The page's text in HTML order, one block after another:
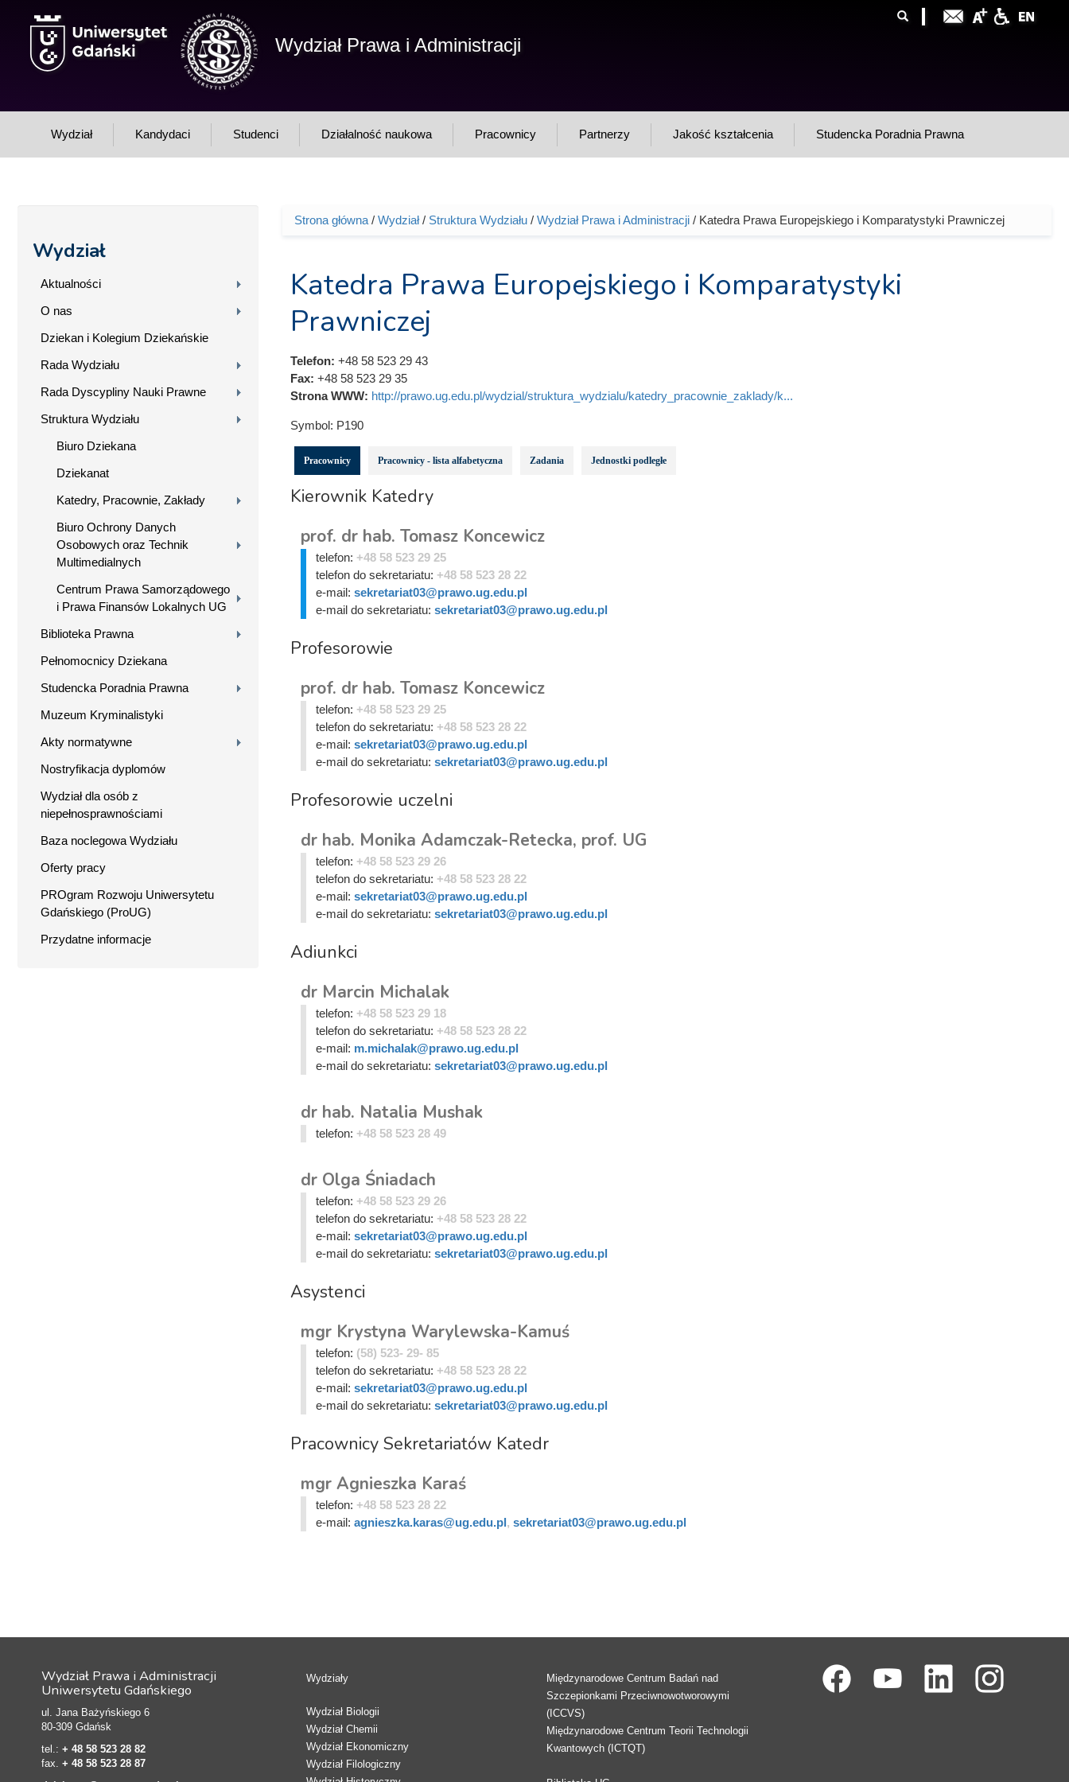
Wydział Prawa i Administracji
Wydział Kandydaci Studenci Działalność naukowa Pracownicy Partnerzy Jakość kształcenia Studencka Poradnia Prawna
Wydział
Aktualności
O nas
Dziekan i Kolegium Dziekańskie
Rada Wydziału
Rada Dyscypliny Nauki Prawne
Struktura Wydziału
Biuro Dziekana
Dziekanat
Katedry, Pracownie, Zakłady
Biuro Ochrony Danych
Osobowych oraz Technik
Multimedialnych
Centrum Prawa Samorządowego
i Prawa Finansów Lokalnych UG
Biblioteka Prawna
Pełnomocnicy Dziekana
Studencka Poradnia Prawna
Muzeum Kryminalistyki
Akty normatywne
Nostryfikacja dyplomów
Wydział dla osób z
niepełnosprawnościami
Baza noclegowa Wydziału
Oferty pracy
PROgram Rozwoju Uniwersytetu
Gdańskiego (ProUG)
Przydatne informacje
Jesteś tutaj
Strona główna/ Wydział/ Struktura Wydziału/ Wydział Prawa i Administracji/ Katedra Prawa Europejskiego i Komparatystyki Prawniczej
Katedra Prawa Europejskiego i Komparatystyki
Prawniczej
Telefon: +48 58 523 29 43
Fax: +48 58 523 29 35
Strona WWW: http://prawo.ug.edu.pl/wydzial/struktura_wydzialu/katedry_pracownie_zaklady/k...
Symbol: P190
Pracownicy Pracownicy - lista alfabetyczna Zadania Jednostki podległe
Kierownik Katedry
prof. dr hab. Tomasz Koncewicz
telefon: +48 58 523 29 25
telefon do sekretariatu: +48 58 523 28 22
e-mail: sekretariat03@prawo.ug.edu.pl
e-mail do sekretariatu: sekretariat03@prawo.ug.edu.pl
Profesorowie
prof. dr hab. Tomasz Koncewicz
telefon: +48 58 523 29 25
telefon do sekretariatu: +48 58 523 28 22
e-mail: sekretariat03@prawo.ug.edu.pl
e-mail do sekretariatu: sekretariat03@prawo.ug.edu.pl
Profesorowie uczelni
dr hab. Monika Adamczak-Retecka, prof. UG
telefon: +48 58 523 29 26
telefon do sekretariatu: +48 58 523 28 22
e-mail: sekretariat03@prawo.ug.edu.pl
e-mail do sekretariatu: sekretariat03@prawo.ug.edu.pl
Adiunkci
dr Marcin Michalak
telefon: +48 58 523 29 18
telefon do sekretariatu: +48 58 523 28 22
e-mail: m.michalak@prawo.ug.edu.pl
e-mail do sekretariatu: sekretariat03@prawo.ug.edu.pl
dr hab. Natalia Mushak
telefon: +48 58 523 28 49
dr Olga Śniadach
telefon: +48 58 523 29 26
telefon do sekretariatu: +48 58 523 28 22
e-mail: sekretariat03@prawo.ug.edu.pl
e-mail do sekretariatu: sekretariat03@prawo.ug.edu.pl
Asystenci
mgr Krystyna Warylewska-Kamuś
telefon: (58) 523- 29- 85
telefon do sekretariatu: +48 58 523 28 22
e-mail: sekretariat03@prawo.ug.edu.pl
e-mail do sekretariatu: sekretariat03@prawo.ug.edu.pl
Pracownicy Sekretariatów Katedr
mgr Agnieszka Karaś
telefon: +48 58 523 28 22
e-mail: agnieszka.karas@ug.edu.pl, sekretariat03@prawo.ug.edu.pl
Wydział Prawa i Administracji
Uniwersytetu Gdańskiego
ul. Jana Bażyńskiego 6
80-309 Gdańsk
tel.: + 48 58 523 28 82
fax. + 48 58 523 28 87
Wydziały
Wydział Biologii
Wydział Chemii
Wydział Ekonomiczny
Wydział Filologiczny
Międzynarodowe Centrum Badań nad
Szczepionkami Przeciwnowotworowymi
(ICCVS)
Międzynarodowe Centrum Teorii Technologii
Kwantowych (ICTQT)